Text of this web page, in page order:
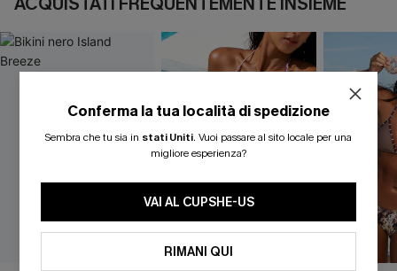
Conferma la tua località di spedizione
Sembra che tu sia in stati Uniti. Vuoi passare al sito locale per una
migliore esperienza?
VAI AL CUPSHE-US
RIMANI QUI